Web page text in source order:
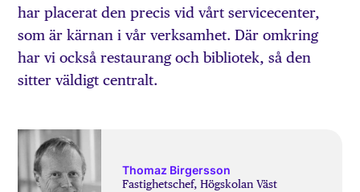
har placerat den precis vid vårt servicecenter,
som är kärnan i vår verksamhet. Där omkring
har vi också restaurang och bibliotek, så den
sitter väldigt centralt.
Thomaz Birgersson
Fastighetschef, Högskolan Väst